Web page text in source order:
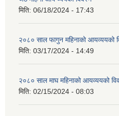
मिति: 06/18/2024 - 17:43
२०८० साल फागुन महिनाको आयव्ययको
मिति: 03/17/2024 - 14:49
२०८० साल माघ महिनाको आयव्ययको
मिति: 02/15/2024 - 08:03